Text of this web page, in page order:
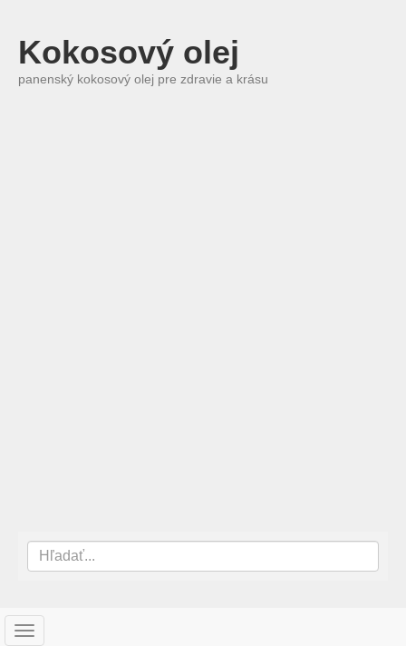
Kokosový olej
panenský kokosový olej pre zdravie a krásu
T